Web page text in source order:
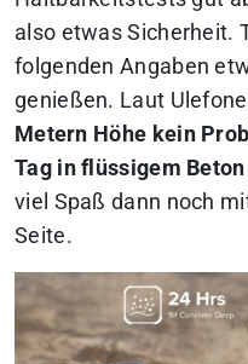
also etwas Sicherheit.
folgenden Angaben
genießen. Laut
Metern Höhe kein
Tag in flüssigem Beton
viel Spaß dann noch
Seite.